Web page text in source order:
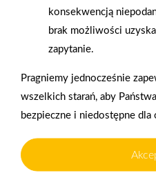
Gwarancja jakości
naszych produktów
Oferujemy zakupy
konsekwencją
brak możliwości
zapytanie.
Pragniemy jednocześnie
wszelkich starań, aby
bezpieczne i niedostępne
zapewnienia prawidłowego
użytkowania oraz analizy
Cookies to niewielkie pliki
użytkownika (komputerze,
korzystania z naszej strony
partnerów, np. dostawców
Do czego